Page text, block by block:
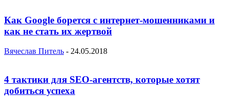
Как Google борется с интернет-мошенниками и
как не стать их жертвой
Вячеслав Питель - 24.05.2018
4 тактики для SEO-агентств, которые хотят
добиться успеха